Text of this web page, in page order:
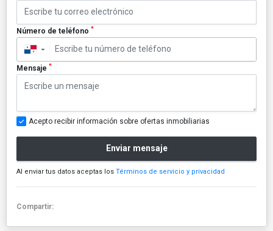
Número de teléfono *
▼
Mensaje *
Acepto recibir información sobre ofertas inmobiliarias
Enviar mensaje
Al enviar tus datos aceptas los Términos de servicio y privacidad
Compartir: